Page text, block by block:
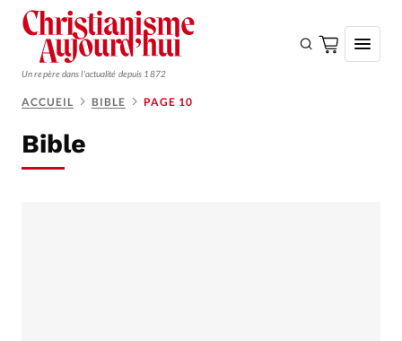
Un repère dans l'actualité depuis 1872
Monde
ACCUEIL BIBLE PAGE 10
Bible